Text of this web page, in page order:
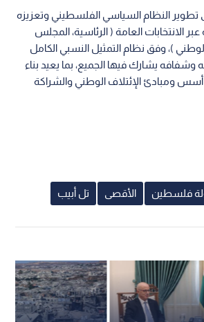
النظام السياسي الفلسطيني وتعزيزه
الانتخابات العامة ( الرئاسية، المجلس
)، وفق نظام التمثيل النسبي الكامل
وشفافه يشارك فيها الجميع، بما يعيد بناء
أسس ومبادئ الإئتلاف الوطني والشراكة
فلسطين الأقصى تل أبيب